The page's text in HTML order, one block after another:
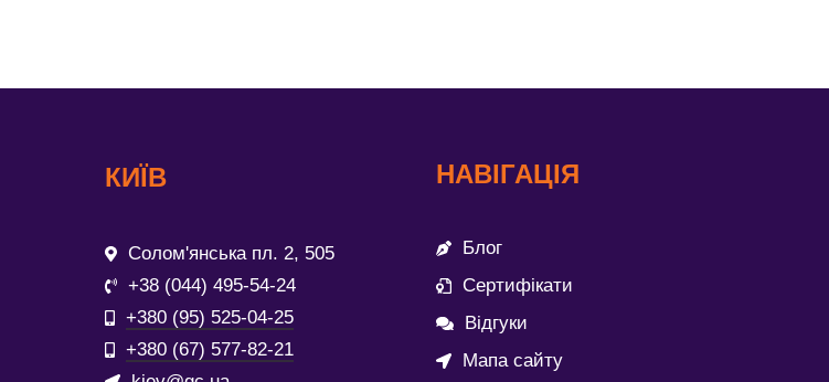
КИЇВ
Солом'янська пл. 2, 505
+38 (044) 495-54-24
+380 (95) 525-04-25
+380 (67) 577-82-21
НАВІГАЦІЯ
Блог
Сертифікати
Відгуки
Мапа сайту